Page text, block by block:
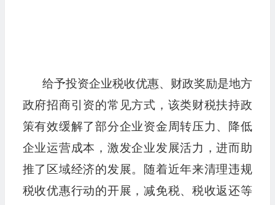
给予投资企业税收优惠、财政奖励是地方
政府招商引资的常见方式，该类财税扶持政
策有效缓解了部分企业资金周转压力、降低
企业运营成本，激发企业发展活力，进而助
推了区域经济的发展。随着近年来清理违规
税收优惠行动的开展，减免税、税收返还等